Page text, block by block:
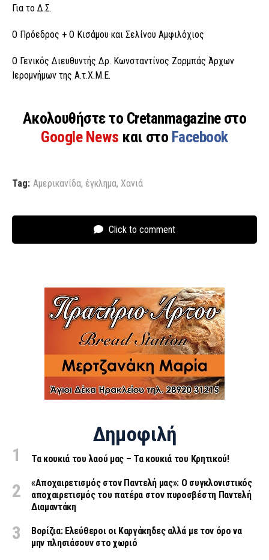
Για το Δ.Σ.
Ο Πρόεδρος + Ο Κισάμου και Σελίνου Αμφιλόχιος
Ο Γενικός Διευθυντής Δρ. Κωνσταντίνος Ζορμπάς Άρχων
Ιερομνήμων της Α.τ.Χ.Μ.Ε.
Ακολουθήστε το Cretanmagazine στο
Google News και στο Facebook
Tag: Αμερικανίδα, έγκλημα, Χανιά
Click to comment
Δημοφιλή
Τα κουκιά του λαού μας – Τα κουκιά του Κρητικού!
«Aποχαιρετισμός στον Παντελή μας»: Ο συγκλονιστικός
αποχαιρετισμός του πατέρα στον πυροσβέστη Παντελή
Διαμαντάκη
Βορίζια: Ελεύθεροι οι Καργάκηδες αλλά με τον όρο να
μην πλησιάσουν στο χωριό